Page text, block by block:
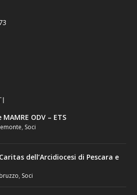
ODV – ETS
, Soci
dell’Arcidiocesi di Pescara e
, Soci